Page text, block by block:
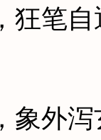
笔自
外泻